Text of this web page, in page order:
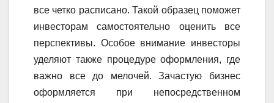
все четко расписано. Такой образец поможет
инвесторам самостоятельно оценить все
перспективы. Особое внимание инвесторы
уделяют также процедуре оформления, где
важно все до мелочей. Зачастую бизнес
оформляется при непосредственном